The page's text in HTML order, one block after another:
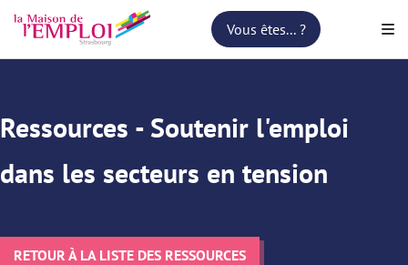
Vous êtes... ?
Ressources - Soutenir l'emploi
dans les secteurs en tension
RETOUR À LA LISTE DES RESSOURCES
Vous êtes... ?